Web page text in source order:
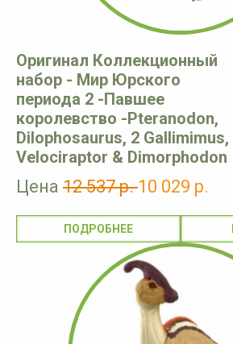
Оригинал Коллекционный
набор - Мир Юрского
периода 2 -Павшее
королевство -Pteranodon,
Dilophosaurus, 2 Gallimimus,
Velociraptor & Dimorphodon
Цена 12 537 р.10 029 р.
ПОДРОБНЕЕ